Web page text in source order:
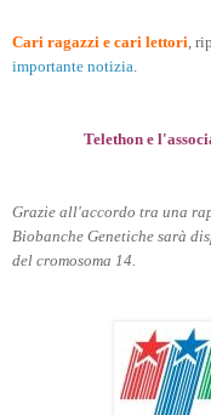
Cari ragazzi e cari lettori ,
importante notizia
Telethon e
Grazie all'accordo tra una
Biobanche Genetiche sarà
del cromosoma 14.